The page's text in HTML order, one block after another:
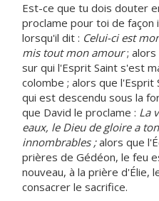
Est-ce que tu dois douter
proclame pour toi de façon
lorsqu'il dit : Celui-ci est
mis tout mon amour; alors
sur qui l'Esprit Saint s'est
colombe ; alors que l'Esprit
qui est descendu sous la
que David le proclame : La
eaux, le Dieu de gloire a
innombrables ;alors que
prières de Gédéon, le feu
nouveau, à la prière d'Élie,
consacrer le sacrifice.